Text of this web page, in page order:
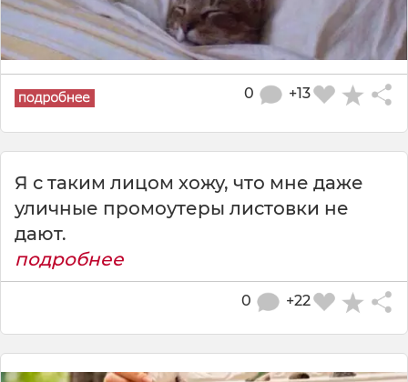
+13
0
Я с таким лицом хожу, что мне даже
уличные промоутеры листовки не
дают.
подробнее
+22
0